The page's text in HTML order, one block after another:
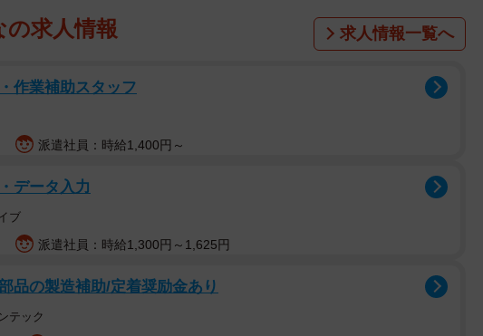
に、側溝の中を寄り添って歩んでいくママ猫さんと子猫さんの写真が
集めました。記事の執筆時点で写真には「47万件」もの「いいね」が
る力がこの写真にはあります。
らはその可愛らしさへのコメントだけでなく、
尾が立ってるのは尊敬の意味だったと思う」
歩く親子の猫達 側溝の先には影なのか、蓋のされてるエリアなのか、
の求人情報 求人情報一覧へ
作業補助スタッフ
派遣社員：時給1,400円～
データ入力
ブ
派遣社員：時給1,300円～1,625円
品の製造補助/定着奨励金あり
テック